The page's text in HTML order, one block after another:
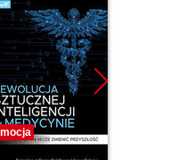
(23)
poleceń SQL (25)
(27)
(29)
(31)